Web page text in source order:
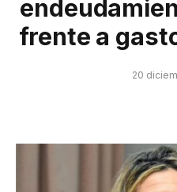
frente a
20